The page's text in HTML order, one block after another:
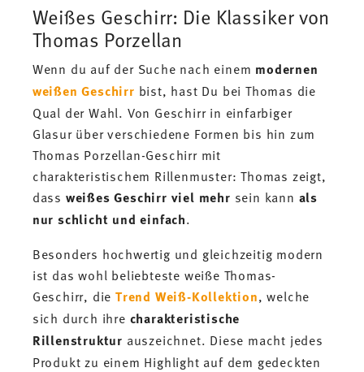
Weißes Geschirr: Die Klassiker von
Thomas Porzellan
Wenn du auf der Suche nach einem modernen
weißen Geschirr bist, hast Du bei Thomas die
Qual der Wahl. Von Geschirr in einfarbiger
Glasur über verschiedene Formen bis hin zum
Thomas Porzellan-Geschirr mit
charakteristischem Rillenmuster: Thomas zeigt,
dass weißes Geschirr viel mehr sein kann als
nur schlicht und einfach.
Besonders hochwertig und gleichzeitig modern
ist das wohl beliebteste weiße Thomas-
Geschirr, dieTrend Weiß-Kollektion, welche
sich durch ihre charakteristische
Rillenstruktur auszeichnet. Diese macht jedes
Produkt zu einem Highlight auf dem gedeckten